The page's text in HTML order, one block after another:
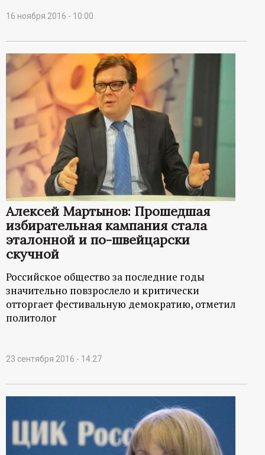
н
ы
й
п
о
р
а
л
16 ноября 2016 - 10:00
Алексей Мартынов: Прошедшая
избирательная кампания стала
эталонной и по-швейцарски
скучной
Российское общество за последние годы
значительно повзрослело и критически
отторгает фестивальную демократию, отметил
политолог
23 сентября 2016 - 14:27